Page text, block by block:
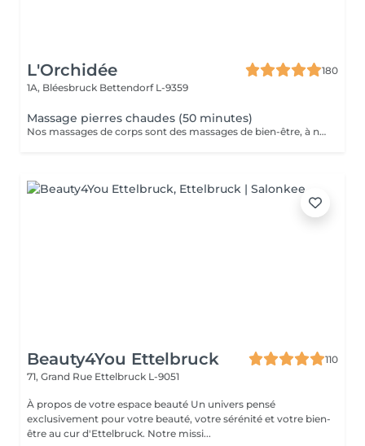
L'Orchidée
180
1A, Bléesbruck Bettendorf L-9359
Massage pierres chaudes (50 minutes)
Nos massages de corps sont des massages de bien-être, à ne pas confondre avec les massages médicaux.
Beauty4You Ettelbruck
110
71, Grand Rue Ettelbruck L-9051
À propos de votre espace beauté Un univers pensé
exclusivement pour votre beauté, votre sérénité et votre bien-
être au cur d'Ettelbruck. Notre missi...